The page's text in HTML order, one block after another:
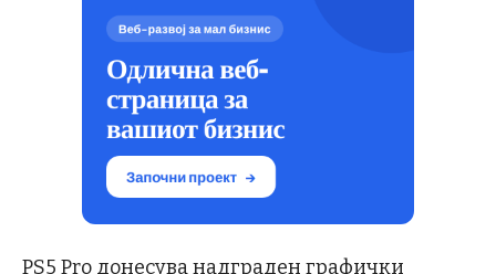
PS5 Pro донесува надграден графички